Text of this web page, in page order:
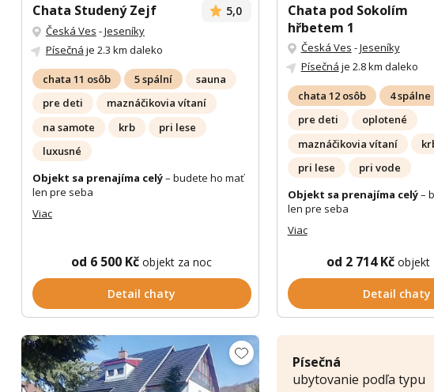
Chata Studený Zejf 5,0
Česká Ves -Jeseníky
Písečná je 2.3 km daleko
chata 11 osôb 5 spální
sauna
pre deti
maznáčikovia vítaní
na samote
krb
pri lese
luxusné
Objekt sa prenajíma celý– budete ho mať
len pre seba
Viac
od 6 500 Kčobjekt za noc
Detail chaty
Chata pod Sokolím
hřbetem 1
Česká Ves -Jeseníky
Písečná je 2.8 km daleko
chata 12 osôb 4 spálne
pre deti
oplotené
maznáčikovia vítaní
pri lese
pri vode
Objekt sa prenajíma celý–
len pre seba
Viac
od 2 714 Kč objekt
Detail chaty
Písečná
ubytovanie podľa typu